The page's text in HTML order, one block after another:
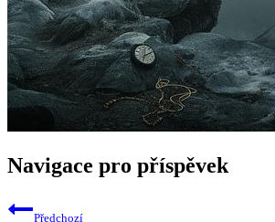
Navigace pro příspěvek
Předchozí